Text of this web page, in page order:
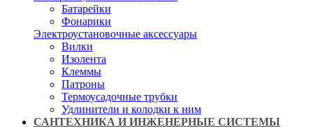
Батарейки
Фонарики
Электроустановочные аксессуары
Вилки
Изолента
Клеммы
Патроны
Термоусадочные трубки
Удлинители и колодки к ним
САНТЕХНИКА И ИНЖЕНЕРНЫЕ СИСТЕМЫ